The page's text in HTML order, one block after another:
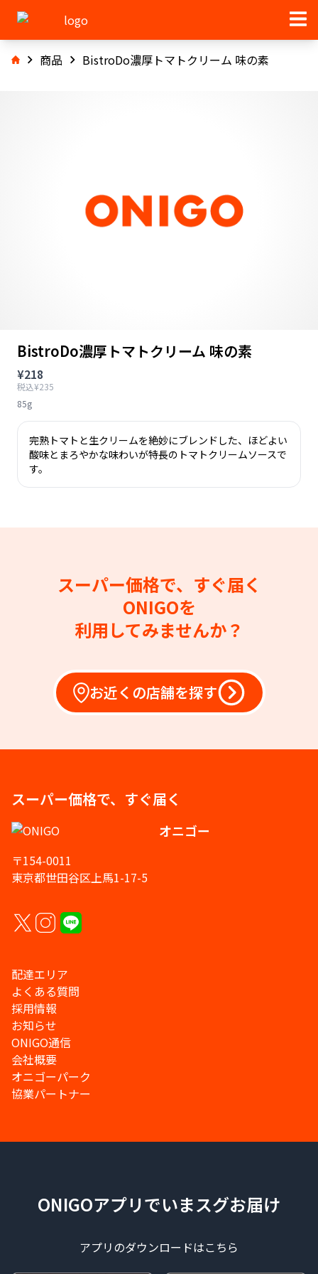
商品 BistroDo濃厚トマトクリーム 味の素
BistroDo濃厚トマトクリーム 味の素
¥218
税込¥235
85g
完熟トマトと生クリームを絶妙にブレンドした、ほどよい
酸味とまろやかな味わいが特長のトマトクリームソースで
す。
スーパー価格で、すぐ届く
ONIGOを
利用してみませんか？
お近くの店舗を探す
スーパー価格で、すぐ届く
オニゴー
〒154-0011
東京都世田谷区上馬1-17-5
配達エリア
よくある質問
採用情報
お知らせ
ONIGO通信
会社概要
オニゴーパーク
協業パートナー
ONIGOアプリでいまスグお届け
アプリのダウンロードはこちら